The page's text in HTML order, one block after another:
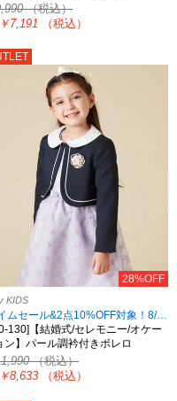
（税込）
￥7,191 （税込）
28%OFF
KIDS
[タイムセール&2点10%OFF対象！8/17 8:59まで]
130]【結婚式/セレモニー/オケー
ン】パール調衿付きボレロ
（税込）
￥8,633 （税込）